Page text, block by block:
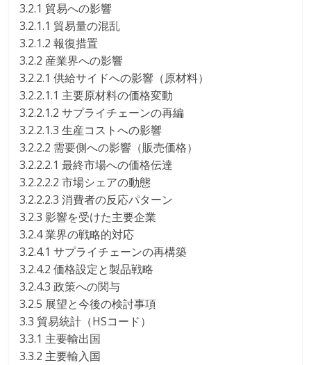
3.2.1 貿易への影響
3.2.1.1 貿易量の混乱
3.2.1.2 報復措置
3.2.2 産業界への影響
3.2.2.1 供給サイドへの影響（原材料）
3.2.2.1.1 主要原材料の価格変動
3.2.2.1.2 サプライチェーンの再編
3.2.2.1.3 生産コストへの影響
3.2.2.2 需要側への影響（販売価格）
3.2.2.2.1 最終市場への価格伝達
3.2.2.2.2 市場シェアの動態
3.2.2.2.3 消費者の反応パターン
3.2.3 影響を受けた主要企業
3.2.4 業界の戦略的対応
3.2.4.1 サプライチェーンの再構築
3.2.4.2 価格設定と製品戦略
3.2.4.3 政策への関与
3.2.5 展望と今後の検討事項
3.3 貿易統計（HSコード）
3.3.1 主要輸出国
3.3.2 主要輸入国